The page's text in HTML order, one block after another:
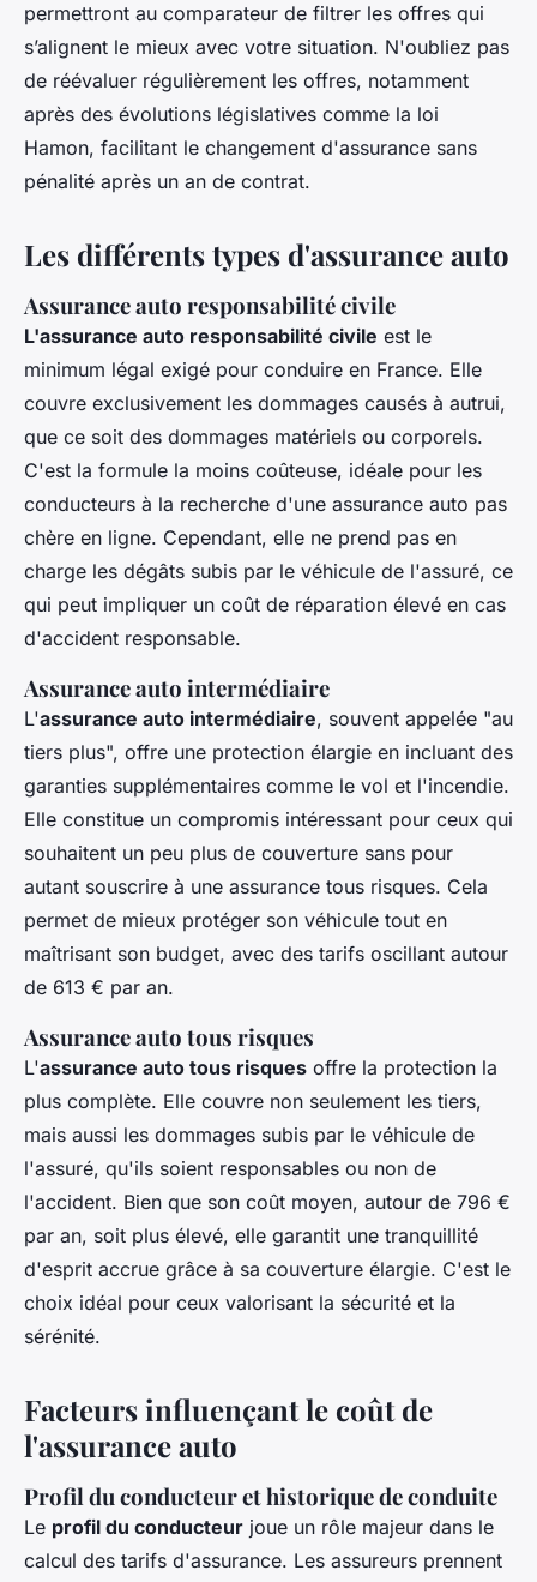
permettront au comparateur de filtrer les offres qui
s’alignent le mieux avec votre situation. N'oubliez pas
de réévaluer régulièrement les offres, notamment
après des évolutions législatives comme la loi
Hamon, facilitant le changement d'assurance sans
pénalité après un an de contrat.
Les différents types d'assurance auto
Assurance auto responsabilité civile
L'assurance auto responsabilité civile est le
minimum légal exigé pour conduire en France. Elle
couvre exclusivement les dommages causés à autrui,
que ce soit des dommages matériels ou corporels.
C'est la formule la moins coûteuse, idéale pour les
conducteurs à la recherche d'une assurance auto pas
chère en ligne. Cependant, elle ne prend pas en
charge les dégâts subis par le véhicule de l'assuré, ce
qui peut impliquer un coût de réparation élevé en cas
d'accident responsable.
Assurance auto intermédiaire
L'assurance auto intermédiaire, souvent appelée "au
tiers plus", offre une protection élargie en incluant des
garanties supplémentaires comme le vol et l'incendie.
Elle constitue un compromis intéressant pour ceux qui
souhaitent un peu plus de couverture sans pour
autant souscrire à une assurance tous risques. Cela
permet de mieux protéger son véhicule tout en
maîtrisant son budget, avec des tarifs oscillant autour
de 613 € par an.
Assurance auto tous risques
L'assurance auto tous risques offre la protection la
plus complète. Elle couvre non seulement les tiers,
mais aussi les dommages subis par le véhicule de
l'assuré, qu'ils soient responsables ou non de
l'accident. Bien que son coût moyen, autour de 796 €
par an, soit plus élevé, elle garantit une tranquillité
d'esprit accrue grâce à sa couverture élargie. C'est le
choix idéal pour ceux valorisant la sécurité et la
sérénité.
Facteurs influençant le coût de
l'assurance auto
Profil du conducteur et historique de conduite
Le profil du conducteur joue un rôle majeur dans le
calcul des tarifs d'assurance. Les assureurs prennent